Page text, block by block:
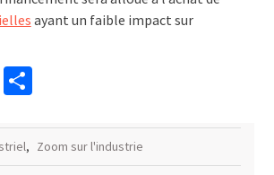
ayant un faible impact sur
Partager
, Zoom sur l'industrie